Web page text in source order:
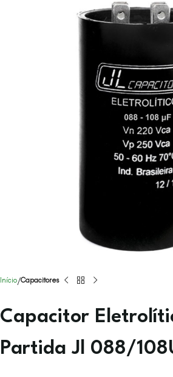
Início Capacitores
Capacitor
Partida Jl 088/